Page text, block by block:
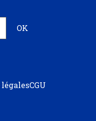
CGU